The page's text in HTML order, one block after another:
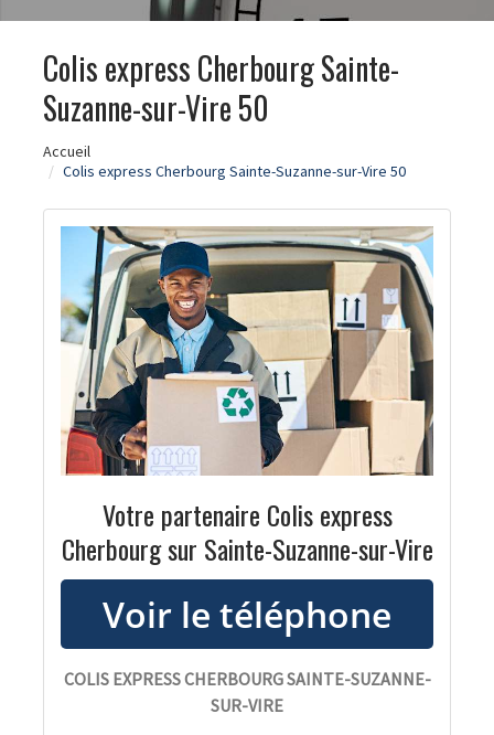
Colis express Cherbourg Sainte-
Suzanne-sur-Vire 50
Accueil
Colis express Cherbourg Sainte-Suzanne-sur-Vire 50
Votre partenaire Colis express
Cherbourg sur Sainte-Suzanne-sur-Vire
COLIS EXPRESS CHERBOURG SAINTE-SUZANNE-
SUR-VIRE